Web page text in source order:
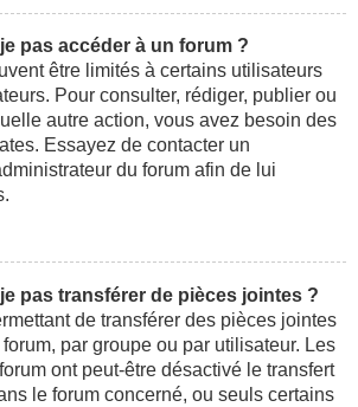
pas accéder à un forum ?
être limités à certains utilisateurs
Pour consulter, rédiger, publier ou
autre action, vous avez besoin des
Essayez de contacter un
du forum afin de lui
pas transférer de pièces jointes ?
de transférer des pièces jointes
par groupe ou par utilisateur. Les
ont peut-être désactivé le transfert
le forum concerné, ou seuls certains